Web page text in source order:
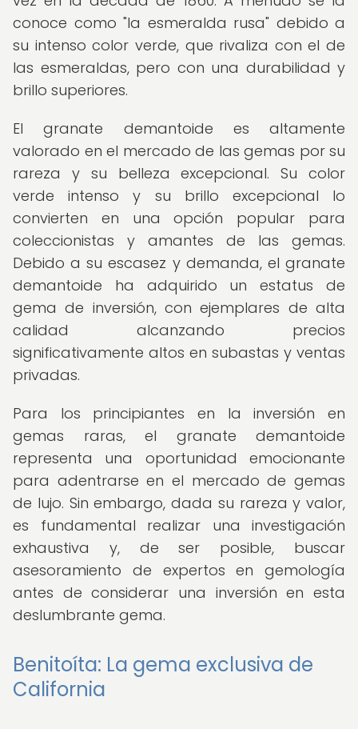
conoce como "la esmeralda rusa" debido a
su intenso color verde, que rivaliza con el de
las esmeraldas, pero con una durabilidad y
brillo superiores.
El granate demantoide es altamente
valorado en el mercado de las gemas por su
rareza y su belleza excepcional. Su color
verde intenso y su brillo excepcional lo
convierten en una opción popular para
coleccionistas y amantes de las gemas.
Debido a su escasez y demanda, el granate
demantoide ha adquirido un estatus de
gema de inversión, con ejemplares de alta
calidad alcanzando precios
significativamente altos en subastas y ventas
privadas.
Para los principiantes en la inversión en
gemas raras, el granate demantoide
representa una oportunidad emocionante
para adentrarse en el mercado de gemas
de lujo. Sin embargo, dada su rareza y valor,
es fundamental realizar una investigación
exhaustiva y, de ser posible, buscar
asesoramiento de expertos en gemología
antes de considerar una inversión en esta
deslumbrante gema.
Benitoíta: La gema exclusiva de
California